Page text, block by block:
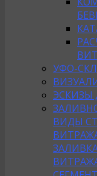
УФО-
ЭСКИЗЫ
ВИДЫ